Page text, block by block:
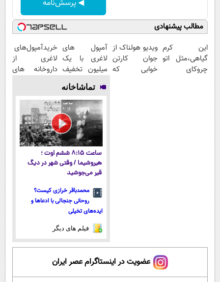
◀ پرسش‌نامه
مطالب پیشنهادی
این کرم
گیاهی،مثل اتو
چروکای
ویدیو هولناک از
جوان کارتن
خوابی که
آمپول های
لاغری با یک
میلیون تخفیف
| ارسال از
داروخانه های
معتبر
خریدآمپول‌های
لاغری از
داروخانه های
پک یخ!
تماشاخانه
ساعت ۸:۱۵ ششم اوت ؛
هیروشیما / وقتی شهر در دیگ
قیر می‌جوشید
محمدباقر خرازی کیست؟
روحانی جنجالی با ادعاها و
ایده‌های تخیلی
فیلم های دیگر
عضویت در اینستاگرام عصر ایران